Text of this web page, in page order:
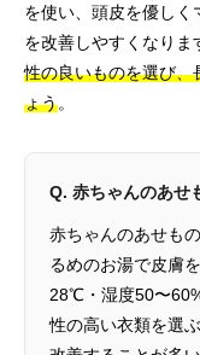
を使い、頭皮を優しく
を改善しやすくなりま
性の良いものを選び、
ょう。
Q. 赤ちゃんのあせ
赤ちゃんのあせも
るめのお湯で皮膚
28℃・湿度50〜
性の高い衣類を選